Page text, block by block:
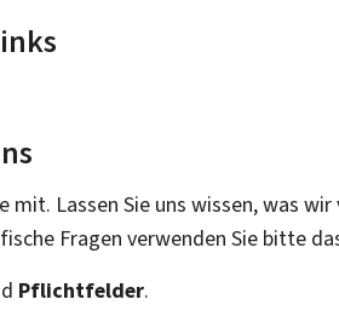
mit. Lassen Sie uns wissen, was
Fragen verwenden Sie bitte
Pflichtfelder.